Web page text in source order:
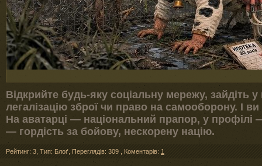
Відкрийте будь-яку соціальну мережу, зайдіть
легалізацію зброї чи право на самооборону. І
На аватарці — національний прапор, у профілі
— гордість за бойову, нескорену націю.
Рейтинг: 3 Тип: Блоґ Переглядів: 309 Коментарів: 1